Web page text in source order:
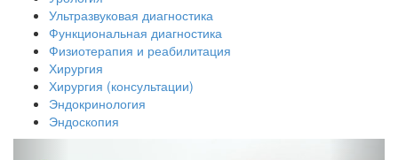
Ультразвуковая диагностика
Функциональная диагностика
Физиотерапия и реабилитация
Хирургия
Хирургия (консультации)
Эндокринология
Эндоскопия